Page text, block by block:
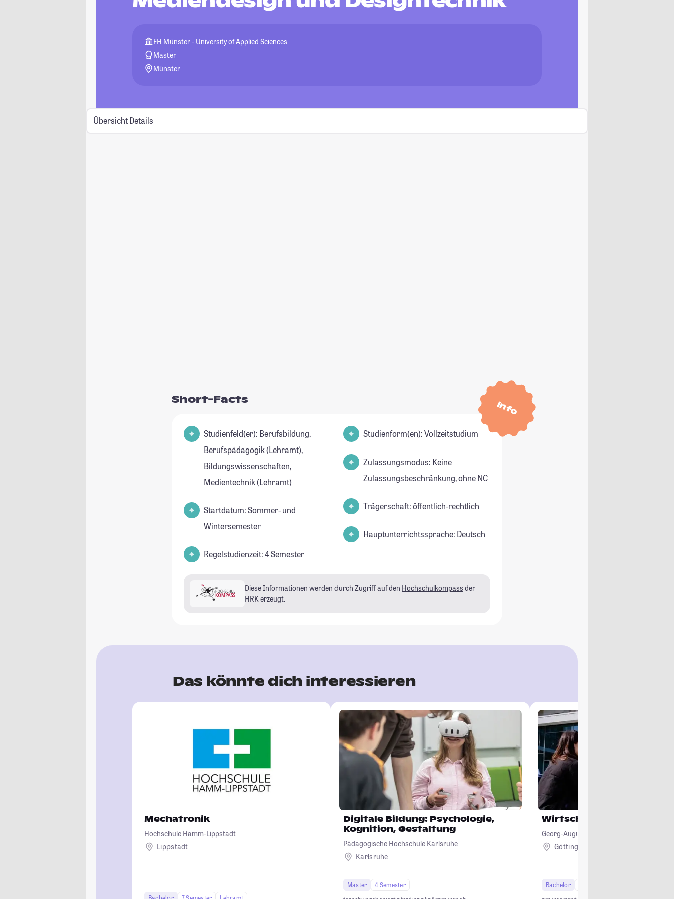
FH Münster - University of Applied Sciences
Master
Münster
Übersicht Details
Info
Short-Facts
Studienfeld(er): Berufsbildung,
Berufspädagogik (Lehramt),
Bildungswissenschaften,
Medientechnik (Lehramt)
Startdatum: Sommer- und
Wintersemester
Regelstudienzeit: 4 Semester
Studienform(en): Vollzeitstudium
Zulassungsmodus: Keine
Zulassungsbeschränkung, ohne NC
Trägerschaft: öffentlich-rechtlich
Hauptunterrichtssprache: Deutsch
Diese Informationen werden durch Zugriff auf den Hochschulkompass der
HRK erzeugt.
Das könnte dich interessieren
Mechatronik
Hochschule Hamm-Lippstadt
Lippstadt
Digitale Bildung: Psychologie,
Kognition, Gestaltung
Pädagogische Hochschule Karlsruhe
Karlsruhe
Master
4 Semester
Wirtschaftspädagogik
Georg-August-Universität Göttingen
Göttingen
Bachelor